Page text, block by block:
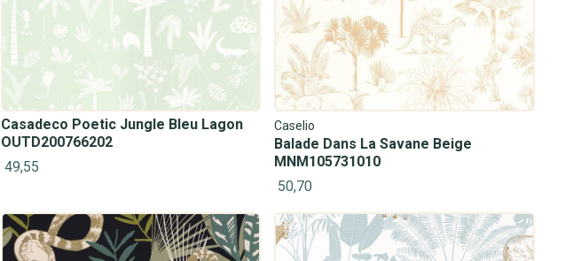
Casadeco Poetic Jungle Bleu Lagon
OUTD200766202
49,55
Caselio
Balade Dans La Savane Beige
MNM105731010
50,70